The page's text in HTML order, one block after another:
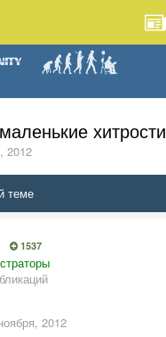
хитрости
2012
теме
1537
2012